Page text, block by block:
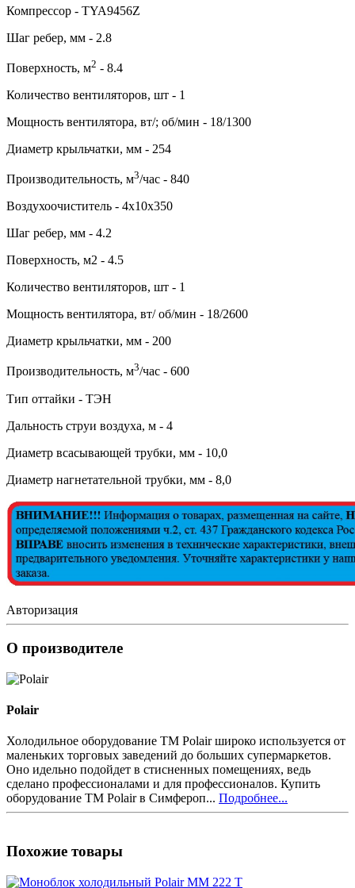
Компрессор - TYA9456Z
Шаг ребер, мм - 2.8
Поверхность, м2 - 8.4
Количество вентиляторов, шт - 1
Мощность вентилятора, вт/; об/мин - 18/1300
Диаметр крыльчатки, мм - 254
Производительность, м3/час - 840
Воздухоочиститель - 4x10x350
Шаг ребер, мм - 4.2
Поверхность, м2 - 4.5
Количество вентиляторов, шт - 1
Мощность вентилятора, вт/ об/мин - 18/2600
Диаметр крыльчатки, мм - 200
Производительность, м3/час - 600
Тип оттайки - ТЭН
Дальность струи воздуха, м - 4
Диаметр всасывающей трубки, мм - 10,0
Диаметр нагнетательной трубки, мм - 8,0
Авторизация
О производителе
Polair
Холодильное оборудование ТМ Polair широко используется от
маленьких торговых заведений до больших супермаркетов.
Оно идельно подойдет в стисненных помещениях, ведь
сделано профессионалами и для профессионалов. Купить
оборудование ТМ Polair в Симфероп... Подробнее...
Похожие товары